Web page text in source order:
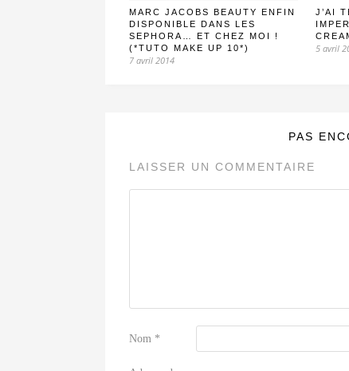
MARC JACOBS BEAUTY ENFIN
DISPONIBLE DANS LES
SEPHORA… ET CHEZ MOI !
(*TUTO MAKE UP 10*)
7 avril 2014
J’AI
5 avril
PAS
LAISSER UN COMMENTAIRE
Nom *